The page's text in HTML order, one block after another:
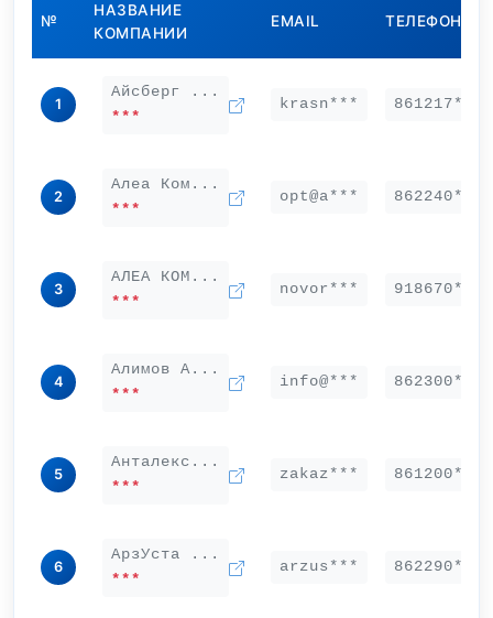
№
НАЗВАНИЕ
КОМПАНИИ
EMAIL ТЕЛЕФОН
1
Айсберг ...
***
krasn*** 861217***
2
Алеа Ком...
***
opt@a*** 862240***
3
АЛЕА КОМ...
***
novor*** 918670***
4
Алимов А...
***
info@*** 862300***
5
Анталекс...
***
zakaz*** 861200***
6
АрзУста ...
***
arzus*** 862290***